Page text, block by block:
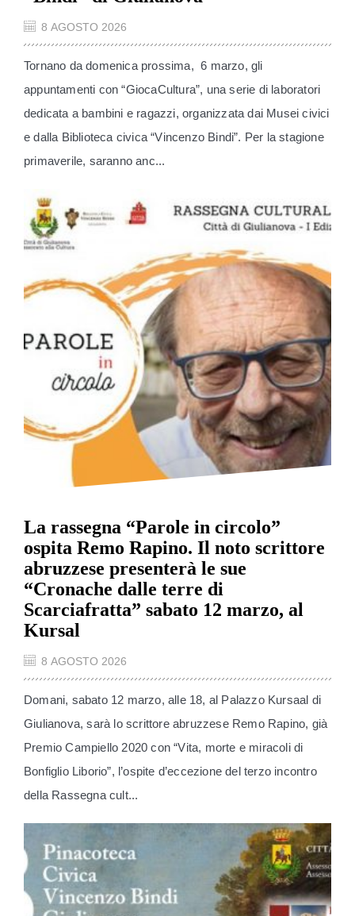
8 AGOSTO 2026
Tornano da domenica prossima, 6 marzo, gli
appuntamenti con “GiocaCultura”, una serie di laboratori
dedicata a bambini e ragazzi, organizzata dai Musei civici
e dalla Biblioteca civica “Vincenzo Bindi”. Per la stagione
primaverile, saranno anc...
La rassegna “Parole in circolo”
ospita Remo Rapino. Il noto scrittore
abruzzese presenterà le sue
“Cronache dalle terre di
Scarciafratta” sabato 12 marzo, al
Kursal
8 AGOSTO 2026
Domani, sabato 12 marzo, alle 18, al Palazzo Kursaal di
Giulianova, sarà lo scrittore abruzzese Remo Rapino, già
Premio Campiello 2020 con “Vita, morte e miracoli di
Bonfiglio Liborio”, l’ospite d’eccezione del terzo incontro
della Rassegna cult...